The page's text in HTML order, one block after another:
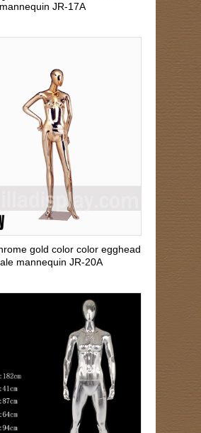
mannequin JR-17A
gold color color egghead
mannequin JR-20A